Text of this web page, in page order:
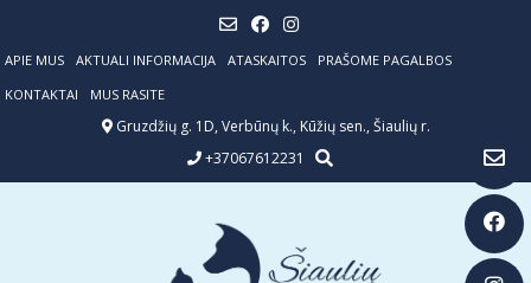
content
APIE MUS AKTUALI INFORMACIJA ATASKAITOS
PRAŠOME PAGALBOS
KONTAKTAI
MUS RASITE
Gruzdžių g. 1D, Verbūnų k., Kūžių sen., Šiaulių r.
+37067612231